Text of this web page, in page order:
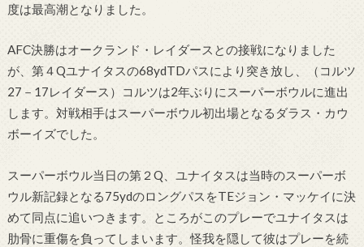
度は最高潮となりました。
AFC決勝はオークランド・レイダースとの接戦になりました
が、第４Qユナイタスの68ydTDパスにより突き放し、（コルツ
27－17レイダース）コルツは2年ぶりにスーパーボウルに進出
します。対戦相手はスーパーボウル初出場となるダラス・カウ
ボーイズでした。
スーパーボウル当日の第２Q、ユナイタスは当時のスーパーボ
ウル新記録となる75ydのロングパスをTEジョン・マッケイに決
めて同点に追いつきます。ところがこのプレーでユナイタスは
肋骨に重傷を負ってしまいます。怪我を隠して彼はプレーを続